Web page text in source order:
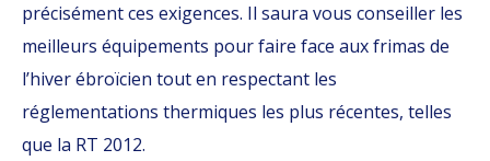
précisément ces exigences. Il saura vous conseiller les
meilleurs équipements pour faire face aux frimas de
l’hiver ébroïcien tout en respectant les
réglementations thermiques les plus récentes, telles
que la RT 2012.